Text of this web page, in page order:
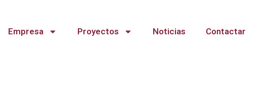
Empresa Proyectos Noticias Contactar